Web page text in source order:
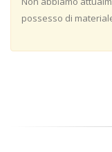
possesso di